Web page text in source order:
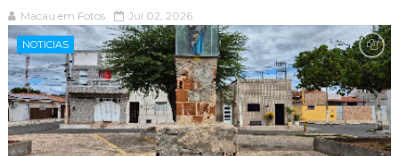
Macau em Fotos Jul 02, 2026
NOTICIAS